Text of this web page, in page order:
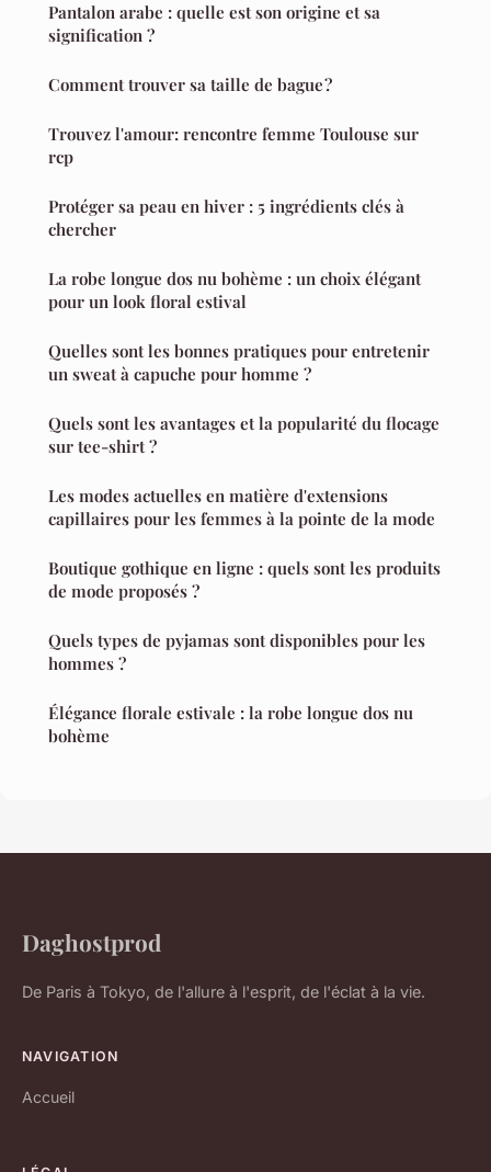
Pantalon arabe : quelle est son origine et sa
signification ?
Comment trouver sa taille de bague ?
Trouvez l'amour: rencontre femme Toulouse sur
rcp
Protéger sa peau en hiver : 5 ingrédients clés à
chercher
La robe longue dos nu bohème : un choix élégant
pour un look floral estival
Quelles sont les bonnes pratiques pour entretenir
un sweat à capuche pour homme ?
Quels sont les avantages et la popularité du flocage
sur tee-shirt ?
Les modes actuelles en matière d'extensions
capillaires pour les femmes à la pointe de la mode
Boutique gothique en ligne : quels sont les produits
de mode proposés ?
Quels types de pyjamas sont disponibles pour les
hommes ?
Élégance florale estivale : la robe longue dos nu
bohème
Daghostprod
De Paris à Tokyo, de l'allure à l'esprit, de l'éclat à la vie.
NAVIGATION
Accueil